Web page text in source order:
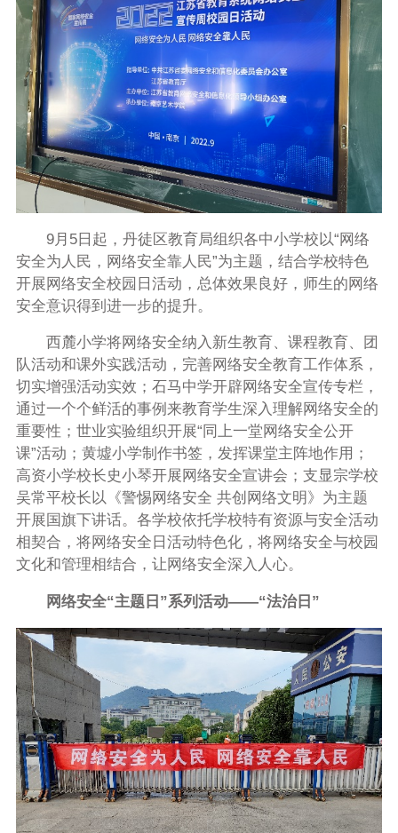
9月5日起，丹徒区教育局组织各中小学校以“网络
安全为人民，网络安全靠人民”为主题，结合学校特色
开展网络安全校园日活动，总体效果良好，师生的网络
安全意识得到进一步的提升。
西麓小学将网络安全纳入新生教育、课程教育、团
队活动和课外实践活动，完善网络安全教育工作体系，
切实增强活动实效；石马中学开辟网络安全宣传专栏，
通过一个个鲜活的事例来教育学生深入理解网络安全的
重要性；世业实验组织开展“同上一堂网络安全公开
课”活动；黄墟小学制作书签，发挥课堂主阵地作用；
高资小学校长史小琴开展网络安全宣讲会；支显宗学校
吴常平校长以《警惕网络安全 共创网络文明》为主题
开展国旗下讲话。各学校依托学校特有资源与安全活动
相契合，将网络安全日活动特色化，将网络安全与校园
文化和管理相结合，让网络安全深入人心。
网络安全“主题日”系列活动——“法治日”